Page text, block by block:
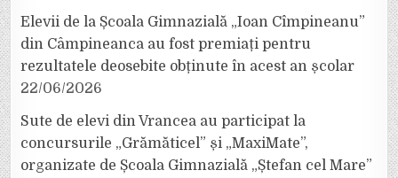
Elevii de la Școala Gimnazială „Ioan Cîmpineanu”
din Câmpineanca au fost premiați pentru
rezultatele deosebite obținute în acest an școlar
22/06/2026
Sute de elevi din Vrancea au participat la
concursurile „Grămăticel” și „MaxiMate”,
organizate de Școala Gimnazială „Ștefan cel Mare”